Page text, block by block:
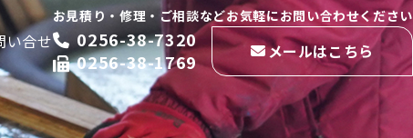
い合せ
お見積り・修理・ご相談などお気軽にお問い合わせください
0256-38-7320
0256-38-1769
メールはこちら